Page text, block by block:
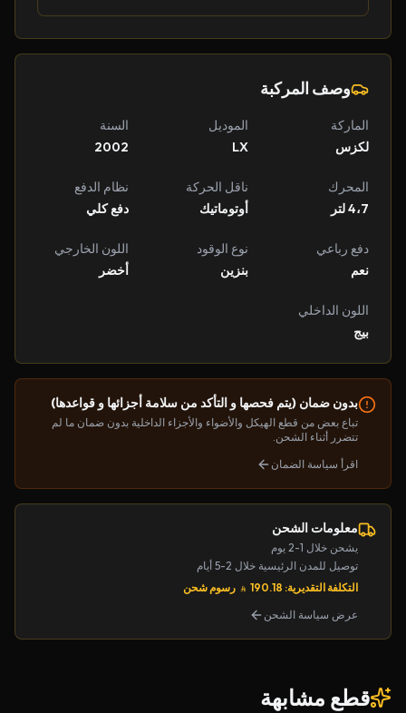
وصف المركبة
الماركة
لكزس
الموديل
LX
السنة
2002
المحرك
4،7 لتر
ناقل الحركة
أوتوماتيك
نظام الدفع
دفع كلي
دفع رباعي
نعم
نوع الوقود
بنزين
اللون الخارجي
أخضر
اللون الداخلي
بيج
بدون ضمان (يتم فحصها و التأكد من سلامة أجزائها و قواعدها)
تباع بعض من قطع الهيكل والأضواء والأجزاء الداخلية بدون ضمان ما لم
تتضرر أثناء الشحن.
اقرأ سياسة الضمان
معلومات الشحن
يشحن خلال 1-2 يوم
توصيل للمدن الرئيسية خلال 2-5 أيام
التكلفة التقديرية: 190.18
رسوم شحن
عرض سياسة الشحن
قطع مشابهة